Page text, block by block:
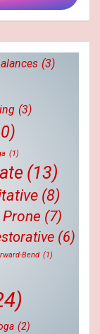
(3)
(3)
(1)
(13)
(8)
Prone (7)
(6)
Bend (1)
(2)